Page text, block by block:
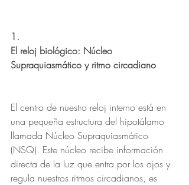
1.
El reloj biológico: Núcleo
Supraquiasmático y ritmo circadiano
El centro de nuestro reloj interno está en
una pequeña estructura del hipotálamo
llamada Núcleo Supraquiasmático
(NSQ). Este núcleo recibe información
directa de la luz que entra por los ojos y
regula nuestros ritmos circadianos, es